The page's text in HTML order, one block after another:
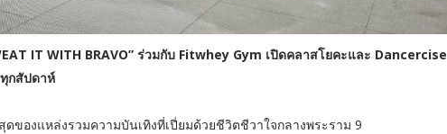
IT WITH BRAVO” ร่วมกับ Fitwhey Gym เปิดคลาสโยคะและ Dancercise
กสัปดาห์
ของแหล่งรวมความบันเทิงที่เปี่ยมด้วยชีวิตชีวาใจกลางพระราม 9